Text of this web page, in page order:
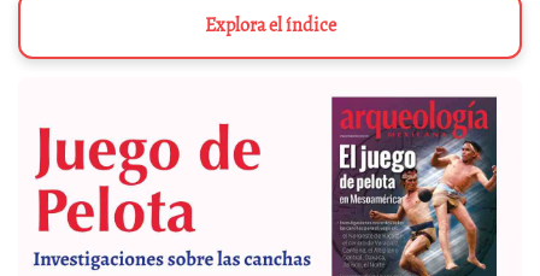
Explora el índice